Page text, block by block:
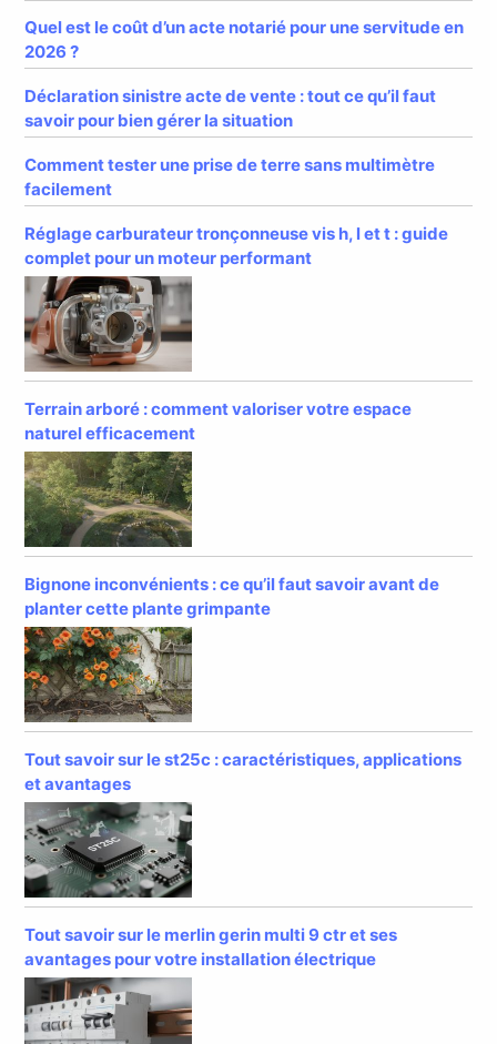
Quel est le coût d’un acte notarié pour une servitude en
2026 ?
Déclaration sinistre acte de vente : tout ce qu’il faut
savoir pour bien gérer la situation
Comment tester une prise de terre sans multimètre
facilement
Réglage carburateur tronçonneuse vis h, l et t : guide
complet pour un moteur performant
Terrain arboré : comment valoriser votre espace
naturel efficacement
Bignone inconvénients : ce qu’il faut savoir avant de
planter cette plante grimpante
Tout savoir sur le st25c : caractéristiques, applications
et avantages
Tout savoir sur le merlin gerin multi 9 ctr et ses
avantages pour votre installation électrique